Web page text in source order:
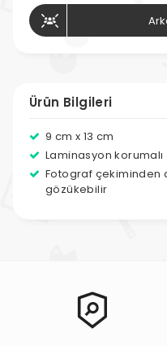
Ürün Bilgileri
9 cm x 13 cm
Laminasyon korumalı
Fotograf çekiminden
gözükebilir